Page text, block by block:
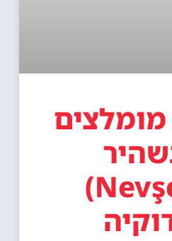
מומלצים
(Nevşehir)